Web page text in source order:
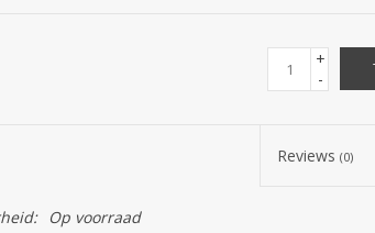
+
-
Reviews(0)
Op voorraad